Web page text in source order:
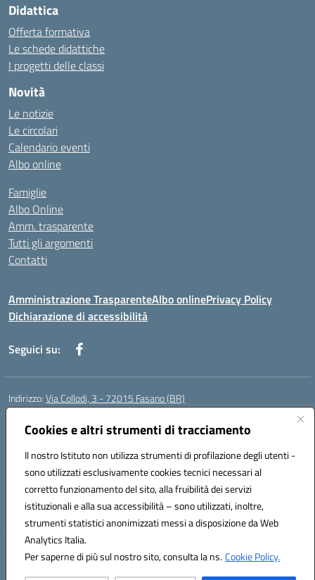
Cookies e altri strumenti di tracciamento
Il nostro Istituto non utilizza strumenti di profilazione degli utenti -
sono utilizzati esclusivamente cookies tecnici necessari al
corretto funzionamento del sito, alla fruibilità dei servizi
istituzionali e alla sua accessibilità – sono utilizzati, inoltre,
strumenti statistici anonimizzati messi a disposizione da Web
Analytics Italia.
Per saperne di più sul nostro sito, consulta la ns.Cookie Policy.
Didattica
Offerta formativa
Le schede didattiche
I progetti delle classi
Novità
Le notizie
Le circolari
Calendario eventi
Albo online
Famiglie
Albo Online
Amm. trasparente
Tutti gli argomenti
Contatti
Amministrazione TrasparenteAlbo onlinePrivacy Policy
Dichiarazione di accessibilità
Seguici su:
Indirizzo:Via Collodi, 3 - 72015 Fasano (BR)
Centralino:
Posta elettronica certificata (PEC):bric839004@pec.istruzione.it
Codice fiscale: 90059320748
Codice meccanografico:BRIC839004
Codice Indice delle Pubbliche Amministrazioni (IPA): istsc_bree02200r
Codice unico di fatturazione (CUF): MIL3BD
Hosting & Powered by 3D Solution S.r.l.
Concept & Design by Designers Italia